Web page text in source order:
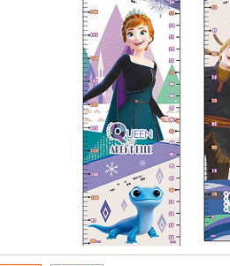
Baby's 認知黏
書【全套四冊】
NT$655